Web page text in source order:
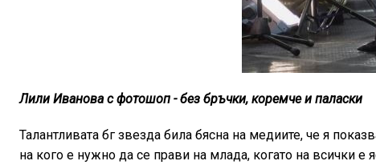
Лили Иванова с фотошоп - без бръчки, коремче и паласки
Талантливата бг звезда била бясна на медиите, че я
на кого е нужно да се прави на млада, когато на всички